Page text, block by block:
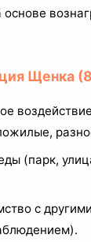
Щенка
(парк,
с